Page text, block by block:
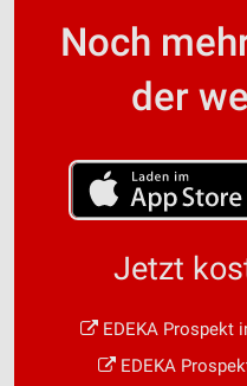
Noch
der
Jetzt
EDEKA Prospekt
EDEKA